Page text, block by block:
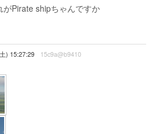
がPirate shipちゃんですか
) 15:27:29 15c9a@b9410